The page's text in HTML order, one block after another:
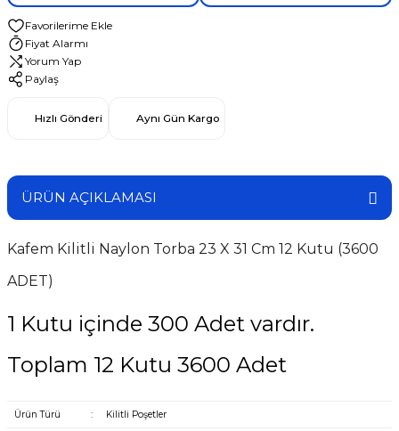
Fiyat Alarmı
Yorum Yap
Paylaş
Hızlı Gönderi Aynı Gün Kargo
ÜRÜN AÇIKLAMASI
Kafem Kilitli Naylon Torba 23 X 31 Cm 12 Kutu (3600
ADET)
1 Kutu içinde 300 Adet vardır.
Toplam 12 Kutu 3600 Adet
Ürün Türü : Kilitli Poşetler